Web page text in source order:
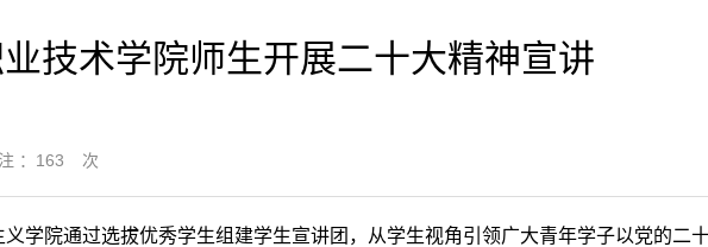
技术学院师生开展二十大精神宣讲
： 163 次
学院通过选拔优秀学生组建学生宣讲团，从学生视角引领广大青年学子以党的二